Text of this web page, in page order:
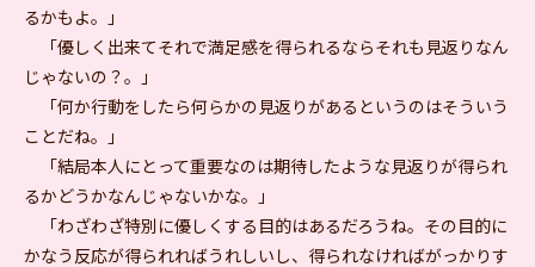
るかもよ。」
「優しく出来てそれで満足感を得られるならそれも見返りなん
じゃないの？。」
「何か行動をしたら何らかの見返りがあるというのはそういう
ことだね。」
「結局本人にとって重要なのは期待したような見返りが得られ
るかどうかなんじゃないかな。」
「わざわざ特別に優しくする目的はあるだろうね。その目的に
かなう反応が得られればうれしいし、得られなければがっかりす